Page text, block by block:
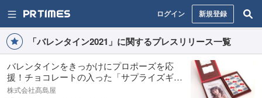
ログイン 新規登録
「バレンタイン2021」に関するプレスリリース一覧
バレンタインをきっかけにプロポーズを応
援！チョコレートの入った「サプライズギフ
トボックス」を日本橋高島屋で販売！
株式会社髙島屋